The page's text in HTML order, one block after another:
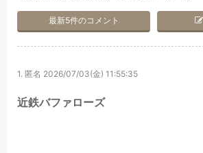
最新5件のコメント
1. 匿名 2026/07/03(金) 11:55:35
近鉄バファローズ